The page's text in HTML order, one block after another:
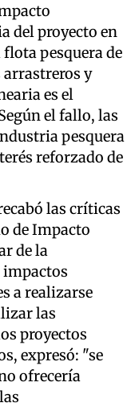
del proyecto en
pesquera de
arrastreros y
es el
el fallo, las
pesquera
reforzado de
las críticas
de Impacto
de la
a realizarse
las
proyectos
expresó: "se
ofrecería